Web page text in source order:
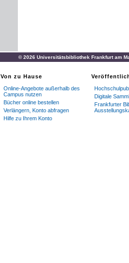
© 2026 Universitätsbibliothek Frankfurt am
Von zu Hause
Online-Angebote außerhalb des
Campus nutzen
Bücher online bestellen
Verlängern, Konto abfragen
Hilfe zu Ihrem Konto
Digitale
Frankfurter